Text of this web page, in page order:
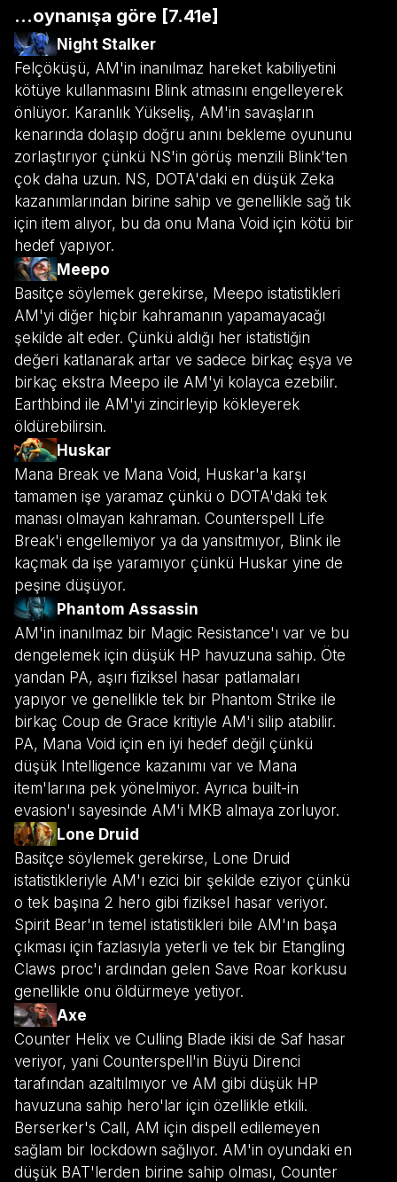
...oynanışa göre [7.41e]
Night Stalker
Felçöküşü, AM'in inanılmaz hareket kabiliyetini
kötüye kullanmasını Blink atmasını engelleyerek
önlüyor. Karanlık Yükseliş, AM'in savaşların
kenarında dolaşıp doğru anını bekleme oyununu
zorlaştırıyor çünkü NS'in görüş menzili Blink'ten
çok daha uzun. NS, DOTA'daki en düşük Zeka
kazanımlarından birine sahip ve genellikle sağ tık
için item alıyor, bu da onu Mana Void için kötü bir
hedef yapıyor.
Meepo
Basitçe söylemek gerekirse, Meepo istatistikleri
AM'yi diğer hiçbir kahramanın yapamayacağı
şekilde alt eder. Çünkü aldığı her istatistiğin
değeri katlanarak artar ve sadece birkaç eşya ve
birkaç ekstra Meepo ile AM'yi kolayca ezebilir.
Earthbind ile AM'yi zincirleyip kökleyerek
öldürebilirsin.
Huskar
Mana Break ve Mana Void, Huskar'a karşı
tamamen işe yaramaz çünkü o DOTA'daki tek
manası olmayan kahraman. Counterspell Life
Break'i engellemiyor ya da yansıtmıyor, Blink ile
kaçmak da işe yaramıyor çünkü Huskar yine de
peşine düşüyor.
Phantom Assassin
AM'in inanılmaz bir Magic Resistance'ı var ve bu
dengelemek için düşük HP havuzuna sahip. Öte
yandan PA, aşırı fiziksel hasar patlamaları
yapıyor ve genellikle tek bir Phantom Strike ile
birkaç Coup de Grace kritiyle AM'i silip atabilir.
PA, Mana Void için en iyi hedef değil çünkü
düşük Intelligence kazanımı var ve Mana
item'larına pek yönelmiyor. Ayrıca built-in
evasion'ı sayesinde AM'i MKB almaya zorluyor.
Lone Druid
Basitçe söylemek gerekirse, Lone Druid
istatistikleriyle AM'ı ezici bir şekilde eziyor çünkü
o tek başına 2 hero gibi fiziksel hasar veriyor.
Spirit Bear'ın temel istatistikleri bile AM'ın başa
çıkması için fazlasıyla yeterli ve tek bir Etangling
Claws proc'ı ardından gelen Save Roar korkusu
genellikle onu öldürmeye yetiyor.
Axe
Counter Helix ve Culling Blade ikisi de Saf hasar
veriyor, yani Counterspell'in Büyü Direnci
tarafından azaltılmıyor ve AM gibi düşük HP
havuzuna sahip hero'lar için özellikle etkili.
Berserker's Call, AM için dispell edilemeyen
sağlam bir lockdown sağlıyor. AM'in oyundaki en
düşük BAT'lerden birine sahip olması, Counter